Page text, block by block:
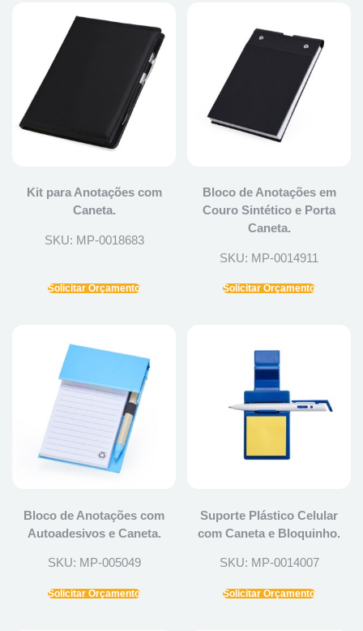
Kit para Anotações com
Caneta.
SKU: MP-0018683
Solicitar Orçamento
Bloco de Anotações em
Couro Sintético e Porta
Caneta.
SKU: MP-0014911
Solicitar Orçamento
Bloco de Anotações com
Autoadesivos e Caneta.
SKU: MP-005049
Solicitar Orçamento
Suporte Plástico Celular
com Caneta e Bloquinho.
SKU: MP-0014007
Solicitar Orçamento